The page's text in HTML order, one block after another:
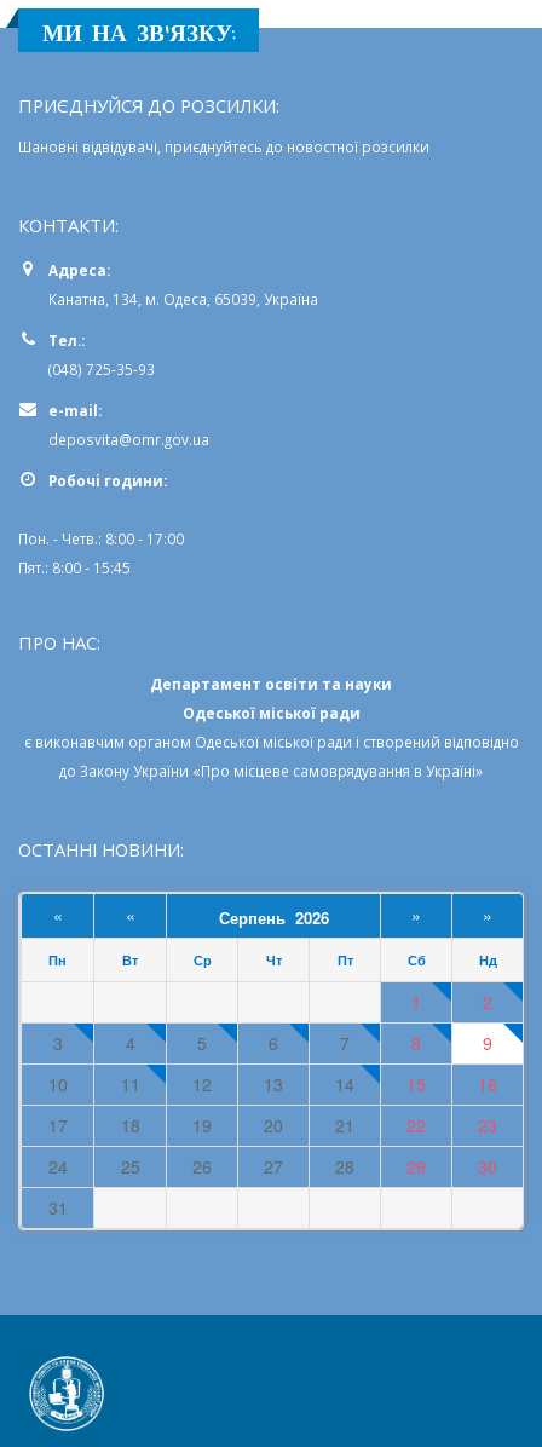
МИ НА ЗВ'ЯЗКУ:
ПРИЄДНУЙСЯ ДО РОЗСИЛКИ:
Шановні відвідувачі, приєднуйтесь до новостної розсилки
КОНТАКТИ:
Адреса:
Канатна, 134, м. Одеса, 65039, Україна
Тел.:
(048) 725-35-93
e-mail:
deposvita@omr.gov.ua
Робочi години:
Пон. - Четв.: 8:00 - 17:00
Пят.: 8:00 - 15:45
ПРО НАС:
Департамент освіти та науки
Одеської міської ради
є виконавчим органом Одеської міської ради і створений відповідно
до Закону України «Про місцеве самоврядування в Україні»
ОСТАННІ НОВИНИ:
« « Серпень 2026 » »
Пн Вт Ср Чт Пт Сб Нд
1
2
3
4 5 6 7 8
9
10
11 12 13 14 15
16
17
18 19 20 21 22
23
24
25 26 27 28 29
30
31